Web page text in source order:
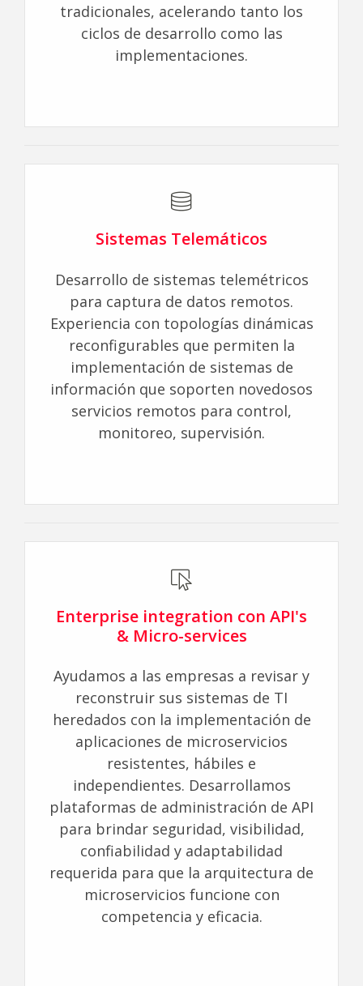
tradicionales, acelerando tanto los
ciclos de desarrollo como las
implementaciones.
Sistemas Telemáticos
Desarrollo de sistemas telemétricos
para captura de datos remotos.
Experiencia con topologías dinámicas
reconfigurables que permiten la
implementación de sistemas de
información que soporten novedosos
servicios remotos para control,
monitoreo, supervisión.
Enterprise integration con API's
& Micro-services
Ayudamos a las empresas a revisar y
reconstruir sus sistemas de TI
heredados con la implementación de
aplicaciones de microservicios
resistentes, hábiles e
independientes. Desarrollamos
plataformas de administración de API
para brindar seguridad, visibilidad,
confiabilidad y adaptabilidad
requerida para que la arquitectura de
microservicios funcione con
competencia y eficacia.